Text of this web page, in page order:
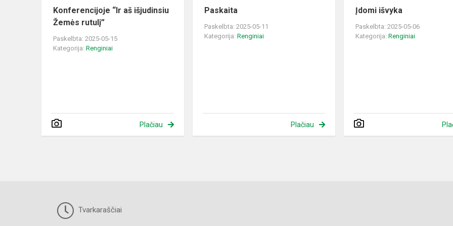
Konferencijoje “Ir aš išjudinsiu
Žemės rutulį”
Paskelbta: 2025-05-15
Kategorija: Renginiai
Plačiau
Paskaita
Paskelbta: 2025-05-11
Kategorija:Renginiai
Plačiau
Įdomi išvyka
Paskelbta: 2025-05-06
Kategorija:Renginiai
Tvarkaraščiai